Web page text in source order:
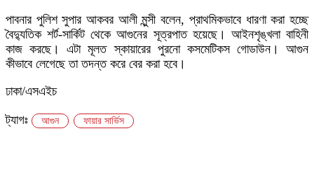
পাবনার পুলিশ সুপার আকবর আলী মুন্সী বলেন, প্রাথমিকভাবে ধারণা করা হচ্ছে
বৈদ্যুতিক শর্ট-সার্কিট থেকে আগুনের সূত্রপাত হয়েছে। আইনশৃঙ্খলা বাহিনী
কাজ করছে। এটা মূলত স্কায়ারের পুরনো কসমেটিকস গোডাউন। আগুন
কীভাবে লেগেছে তা তদন্ত করে বের করা হবে।
ঢাকা/এসএইচ
ট্যাগঃ আগুন ফায়ার সার্ভিস